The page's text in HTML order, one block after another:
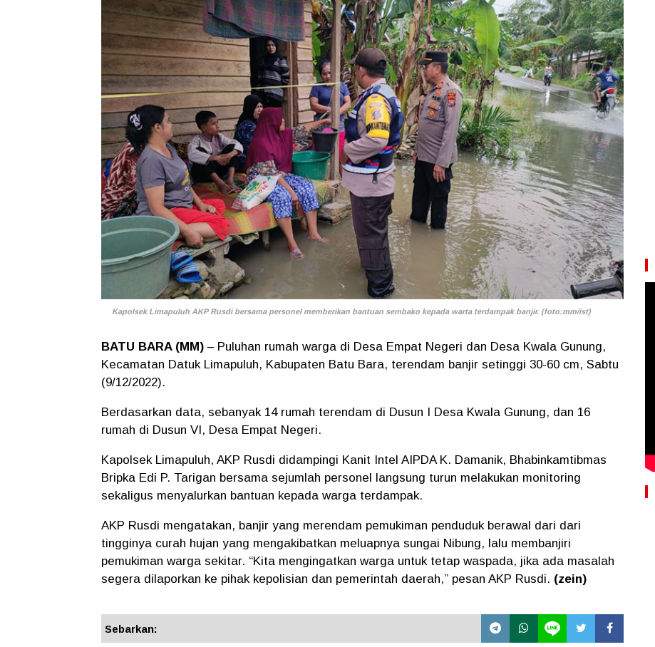
Kapolsek Limapuluh AKP Rusdi bersama personel memberikan bantuan sembako kepada warta terdampak banjir. (foto:mm/ist)
BATU BARA (MM) – Puluhan rumah warga di Desa Empat Negeri dan Desa Kwala Gunung,
Kecamatan Datuk Limapuluh, Kabupaten Batu Bara, terendam banjir setinggi 30-60 cm, Sabtu
(9/12/2022).
Berdasarkan data, sebanyak 14 rumah terendam di Dusun I Desa Kwala Gunung, dan 16
rumah di Dusun VI, Desa Empat Negeri.
Kapolsek Limapuluh, AKP Rusdi didampingi Kanit Intel AIPDA K. Damanik, Bhabinkamtibmas
Bripka Edi P. Tarigan bersama sejumlah personel langsung turun melakukan monitoring
sekaligus menyalurkan bantuan kepada warga terdampak.
AKP Rusdi mengatakan, banjir yang merendam pemukiman penduduk berawal dari dari
tingginya curah hujan yang mengakibatkan meluapnya sungai Nibung, lalu membanjiri
pemukiman warga sekitar. “Kita mengingatkan warga untuk tetap waspada, jika ada masalah
segera dilaporkan ke pihak kepolisian dan pemerintah daerah,” pesan AKP Rusdi. (zein)
Sebarkan: